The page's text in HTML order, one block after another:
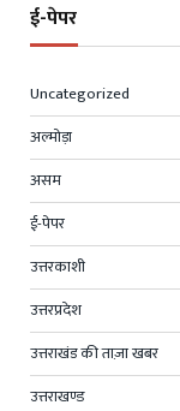
ई-पेपर
Uncategorized
अल्मोड़ा
असम
ई-पेपर
उत्तरकाशी
उत्तरप्रदेश
उत्तराखंड की ताज़ा खबर
उत्तराखण्ड